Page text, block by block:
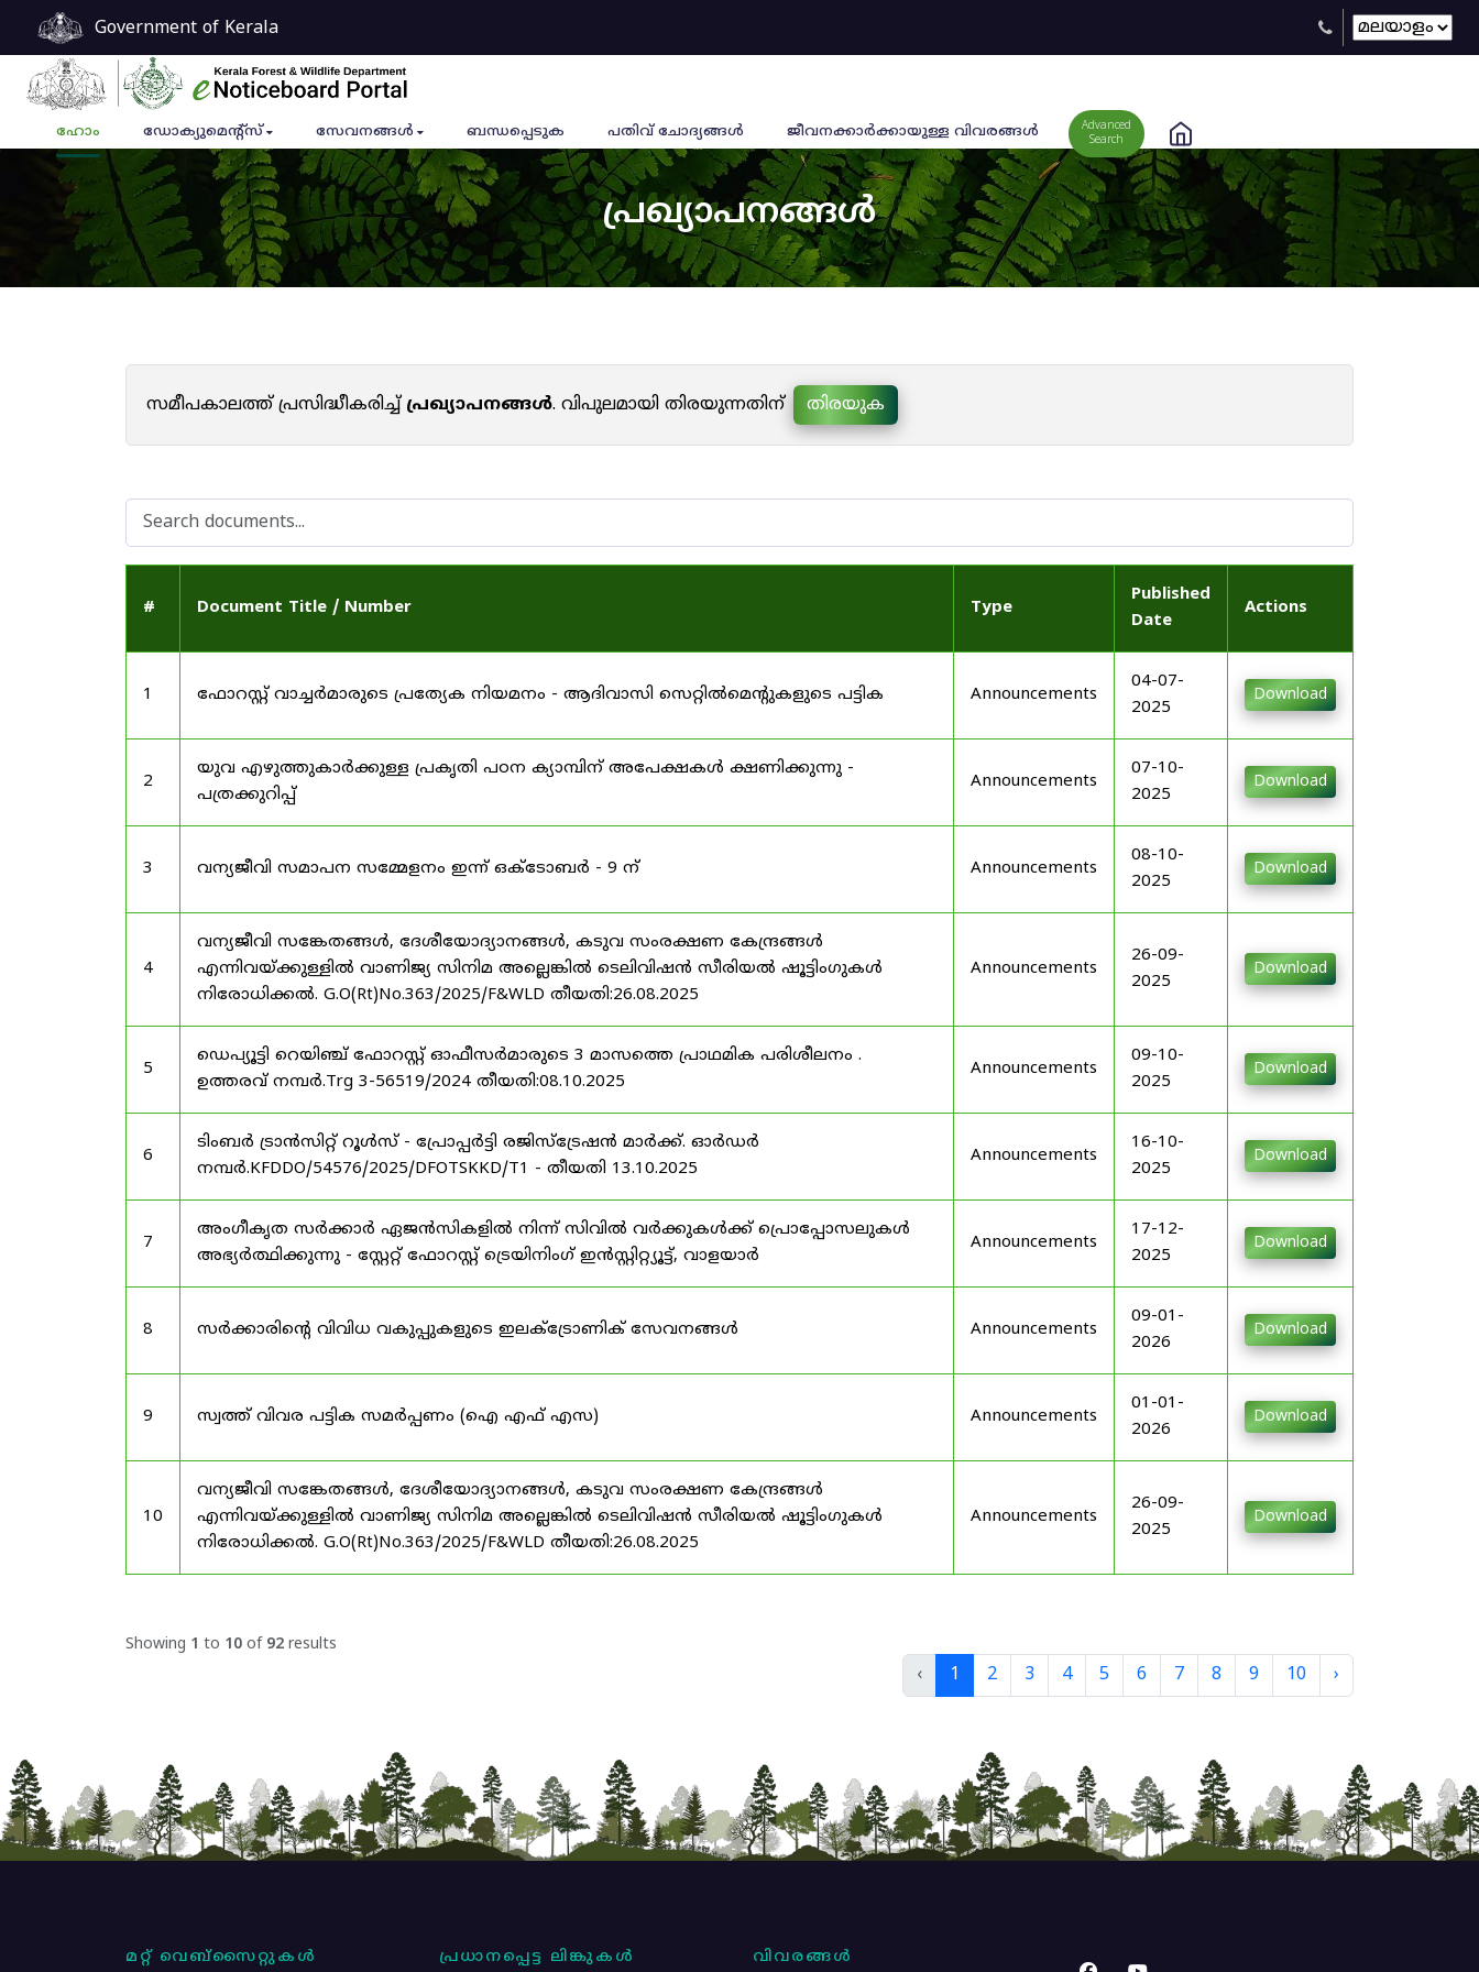
Government of Kerala
ഹോം ഡോക്യുമെൻ്റ്സ് സേവനങ്ങൾ ബന്ധപ്പെടുക പതിവ് ചോദ്യങ്ങൾ ജീവനക്കാര്‍ക്കായുള്ള വിവരങ്ങള്‍
Advanced
Search
പ്രഖ്യാപനങ്ങൾ
സമീപകാലത്ത് പ്രസിദ്ധീകരിച്ച്പ്രഖ്യാപനങ്ങൾ. വിപുലമായി തിരയുന്നതിന് തിരയുക
# Document Title / Number Type
Published
Date
Actions
1 ഫോറസ്റ്റ് വാച്ചർമാരുടെ പ്രത്യേക നിയമനം - ആദിവാസി സെറ്റിൽമെന്റുകളുടെ പട്ടിക Announcements
04-07-
2025
Download
2
യുവ എഴുത്തുകാർക്കുള്ള പ്രകൃതി പഠന ക്യാമ്പിന് അപേക്ഷകൾ ക്ഷണിക്കുന്നു -
പത്രക്കുറിപ്പ്
Announcements
07-10-
2025
Download
3 വന്യജീവി സമാപന സമ്മേളനം ഇന്ന് ഒക്ടോബർ - 9 ന് Announcements
08-10-
2025
Download
4
വന്യജീവി സങ്കേതങ്ങൾ, ദേശീയോദ്യാനങ്ങൾ, കടുവ സംരക്ഷണ കേന്ദ്രങ്ങൾ
എന്നിവയ്ക്കുള്ളിൽ വാണിജ്യ സിനിമ അല്ലെങ്കിൽ ടെലിവിഷൻ സീരിയൽ ഷൂട്ടിംഗുകൾ
നിരോധിക്കൽ. G.O(Rt)No.363/2025/F&WLD തീയതി:26.08.2025
Announcements
26-09-
2025
Download
5
ഡെപ്യൂട്ടി റെയിഞ്ച് ഫോറസ്റ്റ് ഓഫീസർമാരുടെ 3 മാസത്തെ പ്രാഥമിക പരിശീലനം .
ഉത്തരവ് നമ്പർ.Trg 3-56519/2024 തീയതി:08.10.2025
Announcements
09-10-
2025
Download
6
ടിംബർ ട്രാൻസിറ്റ് റൂൾസ് - പ്രോപ്പർട്ടി രജിസ്ട്രേഷൻ മാർക്ക്. ഓർഡർ
നമ്പർ.KFDDO/54576/2025/DFOTSKKD/T1 - തീയതി 13.10.2025
Announcements
16-10-
2025
Download
7
അംഗീകൃത സർക്കാർ ഏജൻസികളിൽ നിന്ന് സിവിൽ വർക്കുകൾക്ക് പ്രൊപ്പോസലുകൾ
അഭ്യർത്ഥിക്കുന്നു - സ്റ്റേറ്റ് ഫോറസ്റ്റ് ട്രെയിനിംഗ് ഇൻസ്റ്റിറ്റ്യൂട്ട്, വാളയാർ
Announcements
17-12-
2025
Download
8 സർക്കാരിന്റെ വിവിധ വകുപ്പുകളുടെ ഇലക്ട്രോണിക് സേവനങ്ങൾ Announcements
09-01-
2026
Download
9 സ്വത്ത് വിവര പട്ടിക സമർപ്പണം (ഐ എഫ് എസ) Announcements
01-01-
2026
Download
10
വന്യജീവി സങ്കേതങ്ങൾ, ദേശീയോദ്യാനങ്ങൾ, കടുവ സംരക്ഷണ കേന്ദ്രങ്ങൾ
എന്നിവയ്ക്കുള്ളിൽ വാണിജ്യ സിനിമ അല്ലെങ്കിൽ ടെലിവിഷൻ സീരിയൽ ഷൂട്ടിംഗുകൾ
നിരോധിക്കൽ. G.O(Rt)No.363/2025/F&WLD തീയതി:26.08.2025
Announcements
26-09-
2025
Download
Showing 1 to 10 of 92 results
‹ 1 2 3 4 5 6 7 8 9 10 ›
മറ്റ് വെബ്സൈറ്റുകൾ പ്രധാനപ്പെട്ട ലിങ്കുകൾ വിവരങ്ങൾ